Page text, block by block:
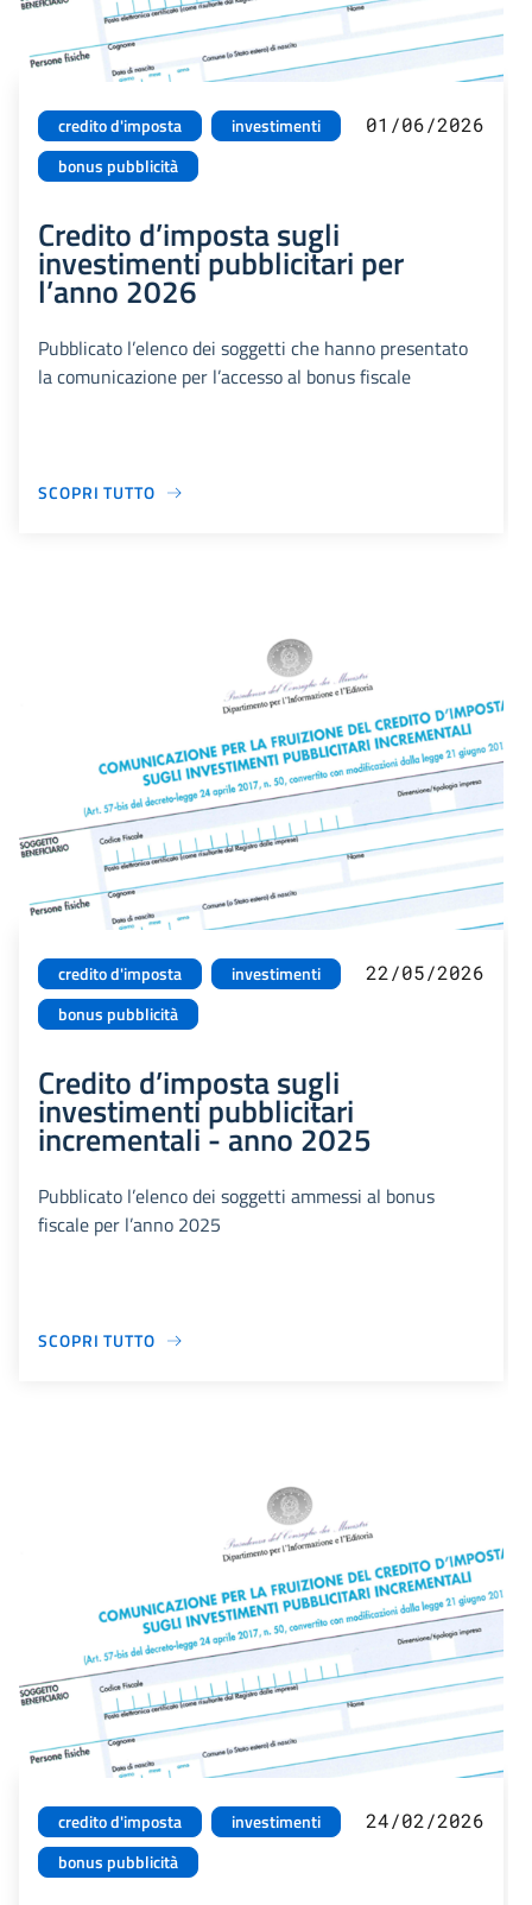
credito d'imposta
investimenti
bonus pubblicità
01/06/2026
Credito d’imposta sugli
investimenti pubblicitari per
l’anno 2026
Pubblicato l’elenco dei soggetti che hanno presentato
la comunicazione per l’accesso al bonus fiscale
SCOPRI TUTTO
credito d'imposta
investimenti
bonus pubblicità
22/05/2026
Credito d’imposta sugli
investimenti pubblicitari
incrementali - anno 2025
Pubblicato l’elenco dei soggetti ammessi al bonus
fiscale per l’anno 2025
SCOPRI TUTTO
credito d'imposta
investimenti
bonus pubblicità
24/02/2026